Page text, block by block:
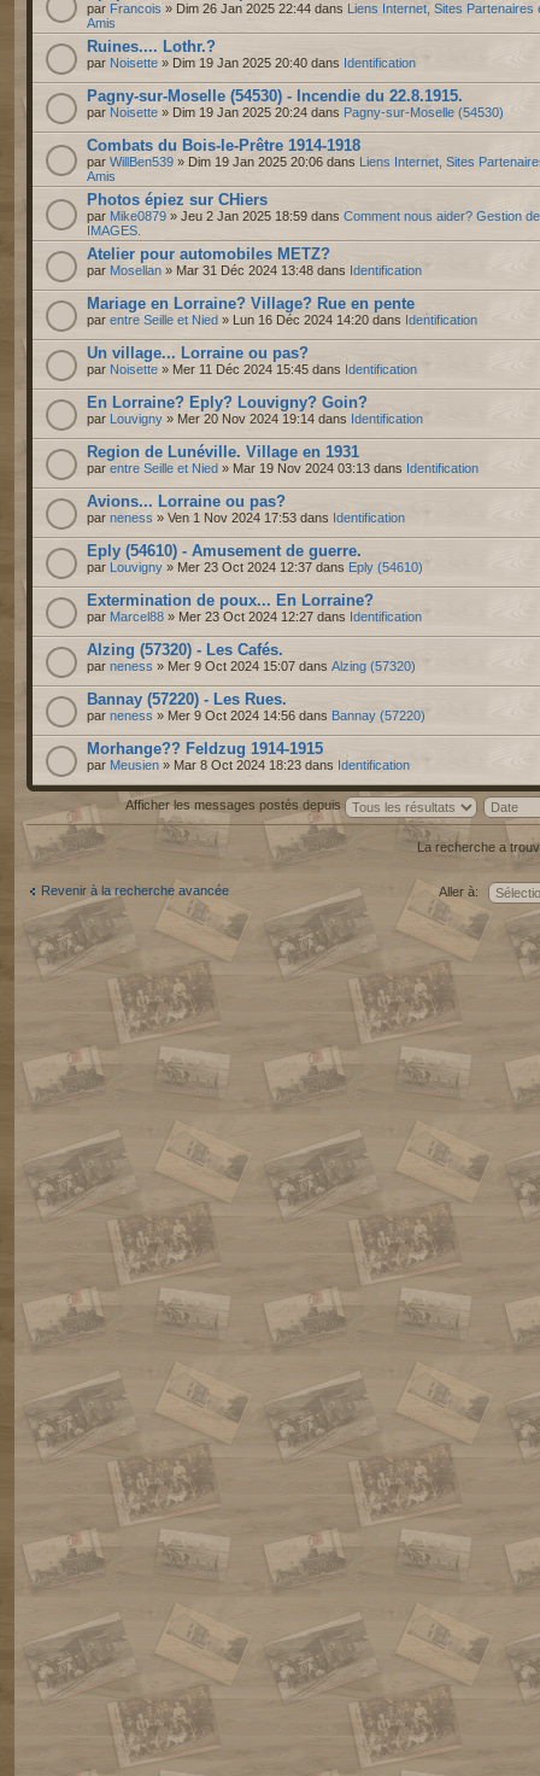
par Francois » Dim 26 Jan 2025 22:44 dans Liens Internet, Sites Partenaires
Amis
Ruines.... Lothr.?
par Noisette » Dim 19 Jan 2025 20:40 dans Identification
Pagny-sur-Moselle (54530) - Incendie du 22.8.1915.
par Noisette » Dim 19 Jan 2025 20:24 dans Pagny-sur-Moselle (54530)
Combats du Bois-le-Prêtre 1914-1918
par WillBen539 » Dim 19 Jan 2025 20:06 dans Liens Internet, Sites
Amis
Photos épiez sur CHiers
par Mike0879 » Jeu 2 Jan 2025 18:59 dans Comment nous aider? Gestion
IMAGES.
Atelier pour automobiles METZ?
par Mosellan » Mar 31 Déc 2024 13:48 dans Identification
Mariage en Lorraine? Village? Rue en pente
par entre Seille et Nied » Lun 16 Déc 2024 14:20 dans Identification
Un village... Lorraine ou pas?
par Noisette » Mer 11 Déc 2024 15:45 dans Identification
En Lorraine? Eply? Louvigny? Goin?
par Louvigny » Mer 20 Nov 2024 19:14 dans Identification
Region de Lunéville. Village en 1931
par entre Seille et Nied » Mar 19 Nov 2024 03:13 dans Identification
Avions... Lorraine ou pas?
par neness » Ven 1 Nov 2024 17:53 dans Identification
Eply (54610) - Amusement de guerre.
par Louvigny » Mer 23 Oct 2024 12:37 dans Eply (54610)
Extermination de poux... En Lorraine?
par Marcel88 » Mer 23 Oct 2024 12:27 dans Identification
Alzing (57320) - Les Cafés.
par neness » Mer 9 Oct 2024 15:07 dans Alzing (57320)
Bannay (57220) - Les Rues.
par neness » Mer 9 Oct 2024 14:56 dans Bannay (57220)
Morhange?? Feldzug 1914-1915
par Meusien » Mar 8 Oct 2024 18:23 dans Identification
Afficher les messages postés depuis
La recherche a
Revenir à la recherche avancée Aller à: